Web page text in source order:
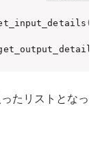
(
たリストとなっ